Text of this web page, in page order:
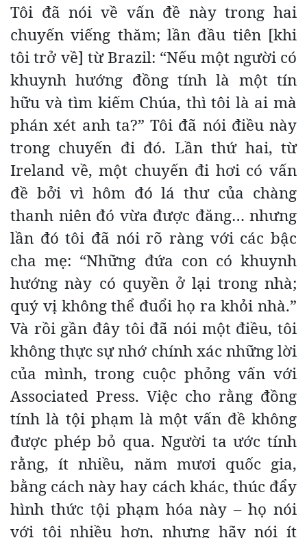
Tôi đã nói về vấn đề này trong hai
chuyến viếng thăm; lần đầu tiên [khi
tôi trở về] từ Brazil: “Nếu một người có
khuynh hướng đồng tính là một tín
hữu và tìm kiếm Chúa, thì tôi là ai mà
phán xét anh ta?” Tôi đã nói điều này
trong chuyến đi đó. Lần thứ hai, từ
Ireland về, một chuyến đi hơi có vấn
đề bởi vì hôm đó lá thư của chàng
thanh niên đó vừa được đăng… nhưng
lần đó tôi đã nói rõ ràng với các bậc
cha mẹ: “Những đứa con có khuynh
hướng này có quyền ở lại trong nhà;
quý vị không thể đuổi họ ra khỏi nhà.”
Và rồi gần đây tôi đã nói một điều, tôi
không thực sự nhớ chính xác những lời
của mình, trong cuộc phỏng vấn với
Associated Press. Việc cho rằng đồng
tính là tội phạm là một vấn đề không
được phép bỏ qua. Người ta ước tính
rằng, ít nhiều, năm mươi quốc gia,
bằng cách này hay cách khác, thúc đẩy
hình thức tội phạm hóa này – họ nói
với tôi nhiều hơn, nhưng hãy nói ít